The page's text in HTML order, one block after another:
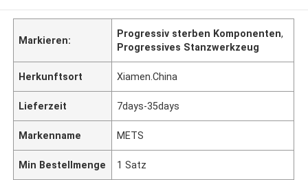
Markieren:
Progressiv sterben Komponenten,
Progressives Stanzwerkzeug
Herkunftsort Xiamen.China
Lieferzeit 7days-35days
Markenname METS
Min Bestellmenge 1 Satz